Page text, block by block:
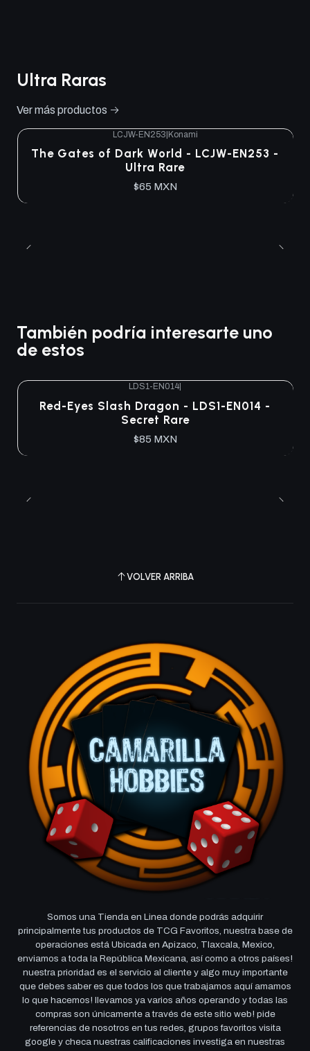
Ultra Raras
Ver más productos
LCJW-EN253 Konami
The Gates of Dark World - LCJW-EN253 -
Ultra Rare
$65 MXN
También podría interesarte uno
de estos
Agotado
LDS1-EN014
Red-Eyes Slash Dragon - LDS1-EN014 -
Secret Rare
$85 MXN
VOLVER ARRIBA
Somos una Tienda en Linea donde podrás adquirir
principalmente tus productos de TCG Favoritos, nuestra base de
operaciones está Ubicada en Apizaco, Tlaxcala, Mexico,
enviamos a toda la República Mexicana, así como a otros países!
nuestra prioridad es el servicio al cliente y algo muy importante
que debes saber es que todos los que trabajamos aquí amamos
lo que hacemos! llevamos ya varios años operando y todas las
compras son únicamente a través de este sitio web! pide
referencias de nosotros en tus redes, grupos favoritos visita
google y checa nuestras calificaciones investiga en nuestras